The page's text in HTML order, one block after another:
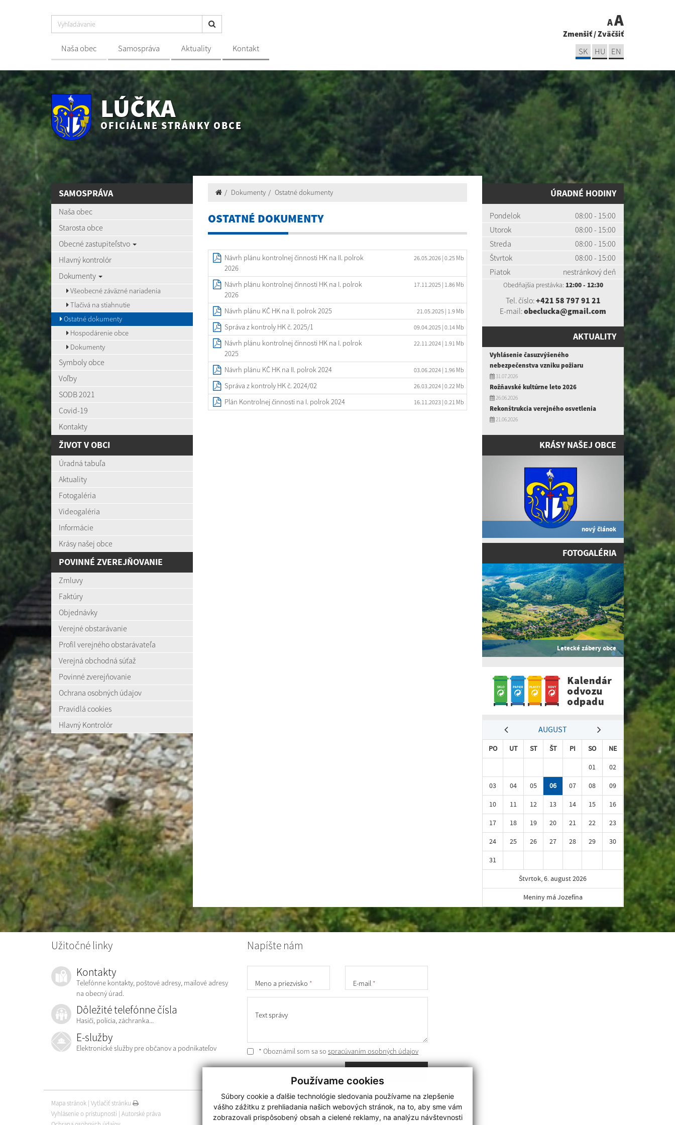
Používame cookies
Súbory cookie a ďalšie technológie sledovania používame na zlepšenie
vášho zážitku z prehliadania našich webových stránok, na to, aby sme vám
zobrazovali prispôsobený obsah a cielené reklamy, na analýzu návštevnosti
Naša obec Samospráva Aktuality Kontakt
AA
Zmenšiť/Zväčšiť
SK HU EN
LÚČKA
OFICIÁLNE STRÁNKY OBCE
SAMOSPRÁVA
Naša obec
Starosta obce
Obecné zastupiteľstvo
Hlavný kontrolór
Dokumenty
Všeobecné záväzné nariadenia
Tlačivá na stiahnutie
Ostatné dokumenty
Hospodárenie obce
Dokumenty
Symboly obce
Voľby
SODB 2021
Covid-19
Kontakty
ŽIVOT V OBCI
Úradná tabuľa
Aktuality
Fotogaléria
Videogaléria
Informácie
Krásy našej obce
POVINNÉ ZVEREJŇOVANIE
Zmluvy
Faktúry
Objednávky
Verejné obstarávanie
Profil verejného obstarávateľa
Verejná obchodná súťaž
Povinné zverejňovanie
Ochrana osobných údajov
Pravidlá cookies
Hlavný Kontrolór
Dokumenty Ostatné dokumenty
OSTATNÉ DOKUMENTY
Návrh plánu kontrolnej činnosti HK na II. polrok
2026
26.05.2026 | 0.25 Mb
Návrh plánu kontrolnej činnosti HK na I. polrok
2026
17.11.2025 | 1.86 Mb
Návrh plánu KČ HK na II. polrok 2025 21.05.2025 | 1.9 Mb
Správa z kontroly HK č. 2025/1 09.04.2025 | 0.14 Mb
Návrh plánu kontrolnej činnosti HK na I. polrok
2025
22.11.2024 | 1.91 Mb
Návrh plánu KČ HK na II. polrok 2024 03.06.2024 | 1.96 Mb
Správa z kontroly HK č. 2024/02 26.03.2024 | 0.22 Mb
Plán Kontrolnej činnosti na I. polrok 2024 16.11.2023 | 0.21 Mb
ÚRADNÉ HODINY
Pondelok
08:00 - 15:00
Utorok
08:00 - 15:00
Streda
08:00 - 15:00
Štvrtok
08:00 - 15:00
Piatok
nestránkový deň
Obedňajšia prestávka: 12:00 - 12:30
Tel. číslo:+421 58 797 91 21
E-mail:obeclucka@gmail.com
AKTUALITY
Vyhlásenie časuzvýšeného
nebezpečenstva vzniku požiaru
31.07.2026
Rožňavské kultúrne leto 2026
26.06.2026
Rekonštrukcia verejného osvetlenia
21.06.2026
KRÁSY NAŠEJ OBCE
nový článok
FOTOGALÉRIA
Letecké zábery obce
AUGUST
PO UT ST ŠT PI SO
NE
01
02
03
04 05 06 07 08
09
10
11 12 13 14 15
16
17
18 19 20 21 22
23
24
25 26 27 28 29
30
31
Štvrtok, 6. august 2026
Meniny má Jozefína
Napíšte nám
Meno a priezvisko * E-mail *
Text správy
* Oboznámil som sa so spracúvaním osobných údajov
Užitočné linky
Kontakty
Telefónne kontakty, poštové adresy, mailové adresy
na obecný úrad.
Dôležité telefónne čísla
Hasiči, polícia, záchranka...
E-služby
Elektronické služby pre občanov a podnikateľov
Posledná aktualizácia:
31.07.2026
získavania aktuálnych informácií s využitím RSS
Mapa stránok | Vytlačiť stránku
Vyhlásenie o prístupnosti | Autorské práva